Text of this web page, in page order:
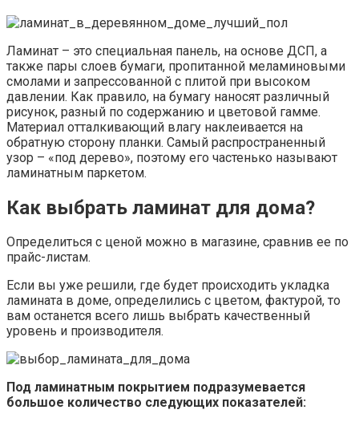
Ламинат – это специальная панель, на основе ДСП, а
также пары слоев бумаги, пропитанной меламиновыми
смолами и запрессованной с плитой при высоком
давлении. Как правило, на бумагу наносят различный
рисунок, разный по содержанию и цветовой гамме.
Материал отталкивающий влагу наклеивается на
обратную сторону планки. Самый распространенный
узор – «под дерево», поэтому его частенько называют
ламинатным паркетом.
Как выбрать ламинат для дома?
Определиться с ценой можно в магазине, сравнив ее по
прайс-листам.
Если вы уже решили, где будет происходить укладка
ламината в доме, определились с цветом, фактурой, то
вам останется всего лишь выбрать качественный
уровень и производителя.
Под ламинатным покрытием подразумевается
большое количество следующих показателей: